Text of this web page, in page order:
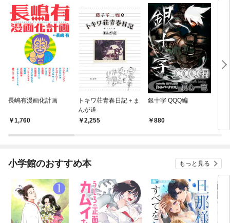
長嶋有漫画化計画
1,760
トキワ荘青春日記＋ま
んが道
2,255
銀十字 QQQ編
880
小学館のおすすめ本 もっと見る